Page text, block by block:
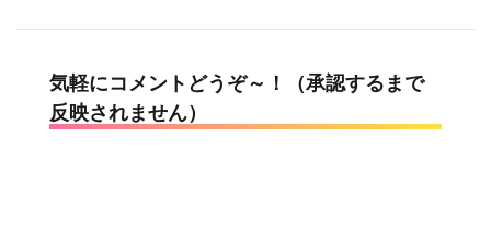
気軽にコメントどうぞ～！（承認するまで
反映されません）